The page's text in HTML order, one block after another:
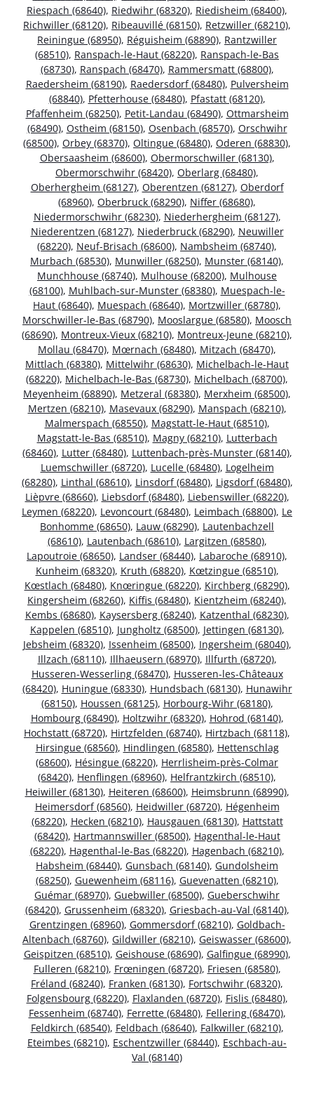
Riespach (68640), Riedwihr (68320), Riedisheim (68400),
Richwiller (68120), Ribeauvillé (68150), Retzwiller (68210),
Reiningue (68950), Réguisheim (68890), Rantzwiller
(68510), Ranspach-le-Haut (68220), Ranspach-le-Bas
(68730), Ranspach (68470), Rammersmatt (68800),
Raedersheim (68190), Raedersdorf (68480), Pulversheim
(68840), Pfetterhouse (68480), Pfastatt (68120),
Pfaffenheim (68250), Petit-Landau (68490), Ottmarsheim
(68490), Ostheim (68150), Osenbach (68570), Orschwihr
(68500), Orbey (68370), Oltingue (68480), Oderen (68830),
Obersaasheim (68600), Obermorschwiller (68130),
Obermorschwihr (68420), Oberlarg (68480),
Oberhergheim (68127), Oberentzen (68127), Oberdorf
(68960), Oberbruck (68290), Niffer (68680),
Niedermorschwihr (68230), Niederhergheim (68127),
Niederentzen (68127), Niederbruck (68290), Neuwiller
(68220), Neuf-Brisach (68600), Nambsheim (68740),
Murbach (68530), Munwiller (68250), Munster (68140),
Munchhouse (68740), Mulhouse (68200), Mulhouse
(68100), Muhlbach-sur-Munster (68380), Muespach-le-
Haut (68640), Muespach (68640), Mortzwiller (68780),
Morschwiller-le-Bas (68790), Mooslargue (68580), Moosch
(68690), Montreux-Vieux (68210), Montreux-Jeune (68210),
Mollau (68470), Mœrnach (68480), Mitzach (68470),
Mittlach (68380), Mittelwihr (68630), Michelbach-le-Haut
(68220), Michelbach-le-Bas (68730), Michelbach (68700),
Meyenheim (68890), Metzeral (68380), Merxheim (68500),
Mertzen (68210), Masevaux (68290), Manspach (68210),
Malmerspach (68550), Magstatt-le-Haut (68510),
Magstatt-le-Bas (68510), Magny (68210), Lutterbach
(68460), Lutter (68480), Luttenbach-près-Munster (68140),
Luemschwiller (68720), Lucelle (68480), Logelheim
(68280), Linthal (68610), Linsdorf (68480), Ligsdorf (68480),
Lièpvre (68660), Liebsdorf (68480), Liebenswiller (68220),
Leymen (68220), Levoncourt (68480), Leimbach (68800), Le
Bonhomme (68650), Lauw (68290), Lautenbachzell
(68610), Lautenbach (68610), Largitzen (68580),
Lapoutroie (68650), Landser (68440), Labaroche (68910),
Kunheim (68320), Kruth (68820), Kœtzingue (68510),
Kœstlach (68480), Knœringue (68220), Kirchberg (68290),
Kingersheim (68260), Kiffis (68480), Kientzheim (68240),
Kembs (68680), Kaysersberg (68240), Katzenthal (68230),
Kappelen (68510), Jungholtz (68500), Jettingen (68130),
Jebsheim (68320), Issenheim (68500), Ingersheim (68040),
Illzach (68110), Illhaeusern (68970), Illfurth (68720),
Husseren-Wesserling (68470), Husseren-les-Châteaux
(68420), Huningue (68330), Hundsbach (68130), Hunawihr
(68150), Houssen (68125), Horbourg-Wihr (68180),
Hombourg (68490), Holtzwihr (68320), Hohrod (68140),
Hochstatt (68720), Hirtzfelden (68740), Hirtzbach (68118),
Hirsingue (68560), Hindlingen (68580), Hettenschlag
(68600), Hésingue (68220), Herrlisheim-près-Colmar
(68420), Henflingen (68960), Helfrantzkirch (68510),
Heiwiller (68130), Heiteren (68600), Heimsbrunn (68990),
Heimersdorf (68560), Heidwiller (68720), Hégenheim
(68220), Hecken (68210), Hausgauen (68130), Hattstatt
(68420), Hartmannswiller (68500), Hagenthal-le-Haut
(68220), Hagenthal-le-Bas (68220), Hagenbach (68210),
Habsheim (68440), Gunsbach (68140), Gundolsheim
(68250), Guewenheim (68116), Guevenatten (68210),
Guémar (68970), Guebwiller (68500), Gueberschwihr
(68420), Grussenheim (68320), Griesbach-au-Val (68140),
Grentzingen (68960), Gommersdorf (68210), Goldbach-
Altenbach (68760), Gildwiller (68210), Geiswasser (68600),
Geispitzen (68510), Geishouse (68690), Galfingue (68990),
Fulleren (68210), Frœningen (68720), Friesen (68580),
Fréland (68240), Franken (68130), Fortschwihr (68320),
Folgensbourg (68220), Flaxlanden (68720), Fislis (68480),
Fessenheim (68740), Ferrette (68480), Fellering (68470),
Feldkirch (68540), Feldbach (68640), Falkwiller (68210),
Eteimbes (68210), Eschentzwiller (68440), Eschbach-au-
Val (68140)